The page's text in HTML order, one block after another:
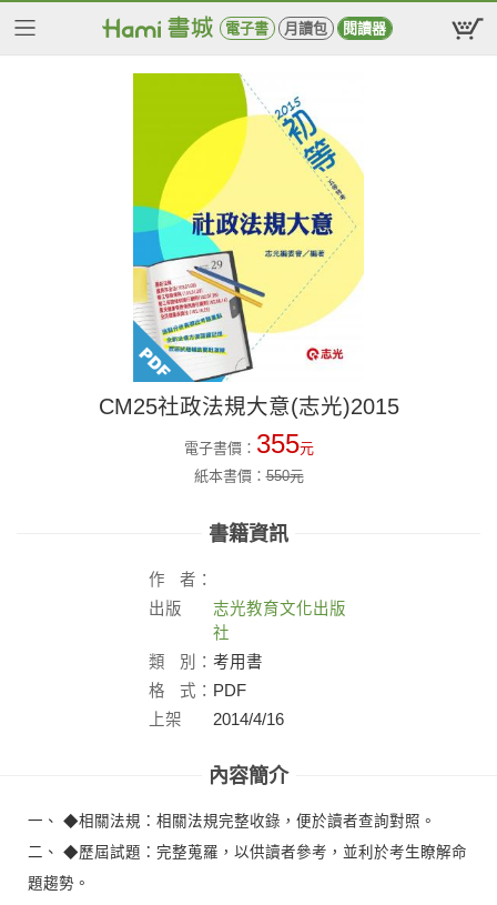
電子書 月讀包 閱讀器
CM25社政法規大意(志光)2015
電子書價： 355元
紙本書價：550元
書籍資訊
作
者：
出版
志光教育文化出版
社
類
別： 考用書
格
式： PDF
上架
2014/4/16
內容簡介
一、 ◆相關法規：相關法規完整收錄，便於讀者查詢對照。
二、 ◆歷屆試題：完整蒐羅，以供讀者參考，並利於考生瞭解命
題趨勢。